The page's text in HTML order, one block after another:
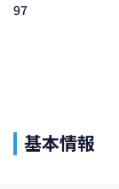
97
基本情報